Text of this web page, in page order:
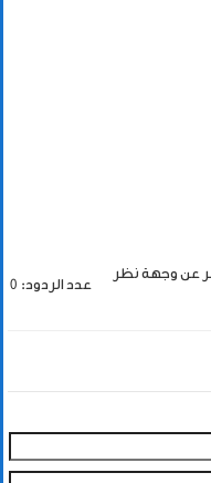
عن وجهة نظر
عدد الردود: 0